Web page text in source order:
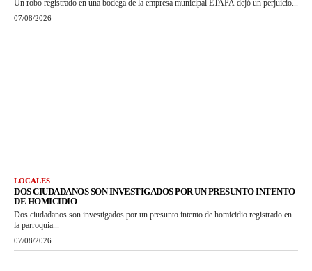
Un robo registrado en una bodega de la empresa municipal ETAPA dejó un perjuicio...
07/08/2026
LOCALES
DOS CIUDADANOS SON INVESTIGADOS POR UN PRESUNTO INTENTO
DE HOMICIDIO
Dos ciudadanos son investigados por un presunto intento de homicidio registrado en
la parroquia...
07/08/2026